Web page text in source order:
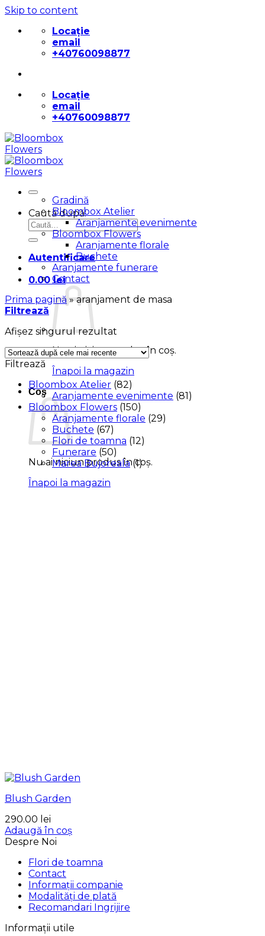
Skip to content
Locație
email
+40760098877
Locație
email
+40760098877
Caută după:
Autentificare
0.00lei
Nu ai niciun produs în coș.
Înapoi la magazin
Coș
Nu ai niciun produs în coș.
Înapoi la magazin
Gradină
Bloombox Atelier
Aranjamente evenimente
Bloombox Flowers
Aranjamente florale
Buchete
Aranjamente funerare
Contact
Prima pagină » aranjament de masa
Filtrează
Afișez singurul rezultat
Filtrează
Bloombox Atelier (82)
Aranjamente evenimente (81)
Bloombox Flowers (150)
Aranjamente florale (29)
Buchete (67)
Flori de toamna (12)
Funerare (50)
Marea Bujoreala (1)
Blush Garden
290.00 lei
Adaugă în coș
Despre Noi
Flori de toamna
Contact
Informații companie
Modalități de plată
Recomandari Ingrijire
Informații utile